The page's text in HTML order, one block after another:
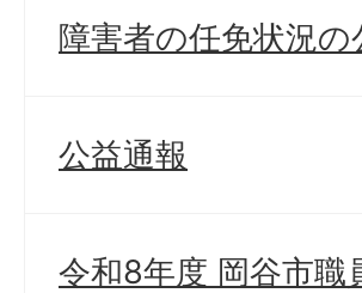
障害者の任免状況の
公益通報
令和8年度 岡谷市職